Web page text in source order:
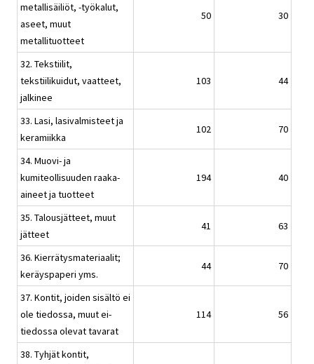
metallisäiliöt, -työkalut,
aseet, muut
metallituotteet
50 30
32. Tekstiilit,
tekstiilikuidut, vaatteet,
jalkinee
103 44
33. Lasi, lasivalmisteet ja
keramiikka
102 70
34. Muovi- ja
kumiteollisuuden raaka-
aineet ja tuotteet
194 40
35. Talousjätteet, muut
jätteet
41 63
36. Kierrätysmateriaalit;
keräyspaperi yms.
44 70
37. Kontit, joiden sisältö ei
ole tiedossa, muut ei-
tiedossa olevat tavarat
114 56
38. Tyhjät kontit,